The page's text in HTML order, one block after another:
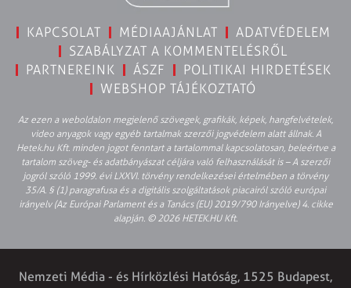
KAPCSOLAT MÉDIAAJÁNLAT
ADATVÉDELEM
SZABÁLYZAT A KOMMENTELÉSRŐL
PARTNEREINK
ÁSZF
POLITIKAI HIRDETÉSEK
WEBSHOP TÁJÉKOZTATÓ
Az ezen a weboldalon megjelenő szövegek, grafikák, képek, hangfelvételek,
video anyagok vagy egyéb tartalmak szerzői jogvédelem alatt állnak. A
Hetek.hu Kft. minden jogot fenntart a tartalommal kapcsolatosan, beleértve a
tartalom szöveg- és adatbányászat céljára való felhasználását is – A szerzői
jogról szóló 1999. évi LXXVI. törvény rendelkezései értelmében a törvény
35/A. § (1) paragrafusa és a digitális szolgáltatások piacairól szóló európai
irányelv (Az Európai Parlament és a Tanács (EU) 2019/790 Irányelve) 4. cikke
alapján. © 2026 HETEK.HU Kft.
Nemzeti Média - és Hírközlési Hatóság, 1525 Budapest,